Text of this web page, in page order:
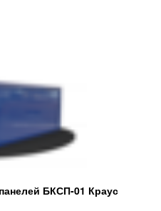
БКСП-01 Краус